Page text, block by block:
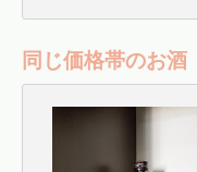
同じ価格帯のお酒